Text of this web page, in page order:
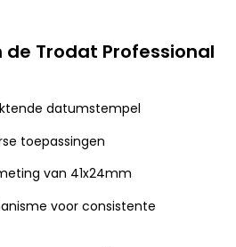
de Trodat Professional
datumstempel
toepassingen
van 41x24mm
voor consistente